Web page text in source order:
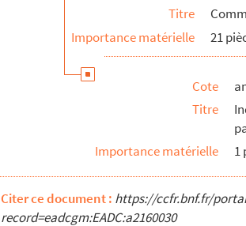
Titre
Importance matérielle
21
Cote
Titre
Importance matérielle
1
Citer ce document : https://ccfr.bnf.fr/
record=eadcgm:EADC:a2160030